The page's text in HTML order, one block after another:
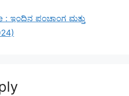
: ಇಂದಿನ ಪಂಚಾಂಗ ಮತ್ತು